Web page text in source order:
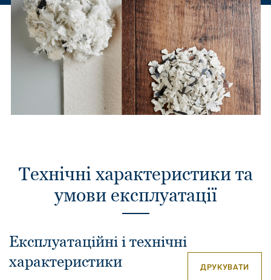
Технічні характеристики та
умови експлуатації
Експлуатаційні і технічні
характеристики
ДРУКУВАТИ